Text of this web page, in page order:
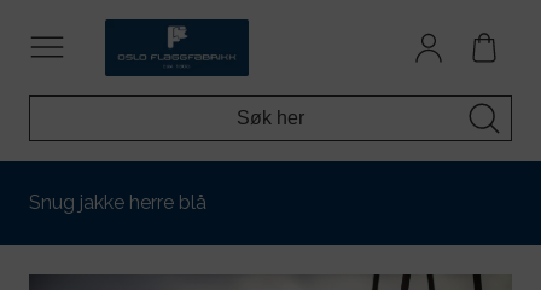
Snug jakke herre blå